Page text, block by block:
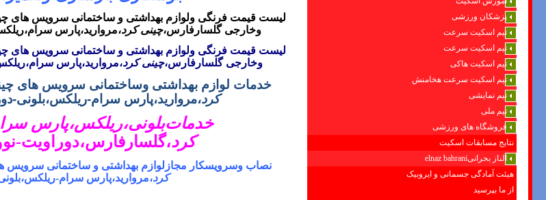
پزشکان ورزشی
تیم اسکیت سرعت
تیم اسکیت سرعت
تیم اسکیت هاکی
تیم اسکیت سرعت هخامنش
تیم نمایشی
تیم ملی
فروشگاه های ورزشی
نتایج مسابقات اسکیت
الناز بحرانیelnaz bahrani
هیئت آمادگی جسمانی و ایروبیک
از ما بپرسید
لیست قیمت فرنگی ولوازم بهداشتی و ساختمانی سرویس های
وخارجیگلسارفارس،چینی کرد،مروارید،پارس
لیست قیمت فرنگی ولوازم بهداشتی و ساختمانی سرویس های
وخارجیگلسارفارس،چینی کرد،مروارید،پارس
خدمات لوازم بهداشتی وساختمانی سرویس های
کرد،مروارید،پارس سرام-ریلکس،بلونی-
خدماتبلونی،ریلکس،پارس
کرد،گلسارفارس،دوراویت-
نصاب وسرویسکار مجازلوازم بهداشتی و ساختمانی سرویس
کرد،مروارید،پارس سرام-